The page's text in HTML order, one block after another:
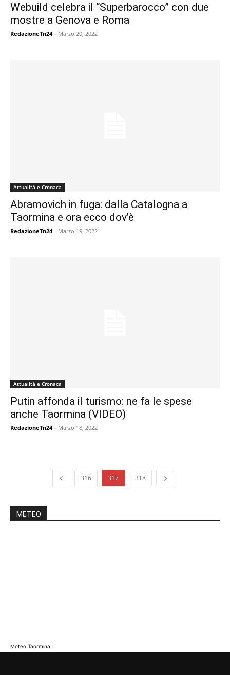
Webuild celebra il “Superbarocco” con due
mostre a Genova e Roma
RedazioneTn24 - Marzo 20, 2022
Attualità e Cronaca
Abramovich in fuga: dalla Catalogna a
Taormina e ora ecco dov’è
RedazioneTn24 - Marzo 19, 2022
Attualità e Cronaca
Putin affonda il turismo: ne fa le spese
anche Taormina (VIDEO)
RedazioneTn24 - Marzo 18, 2022
316 317 318
METEO
Meteo Taormina